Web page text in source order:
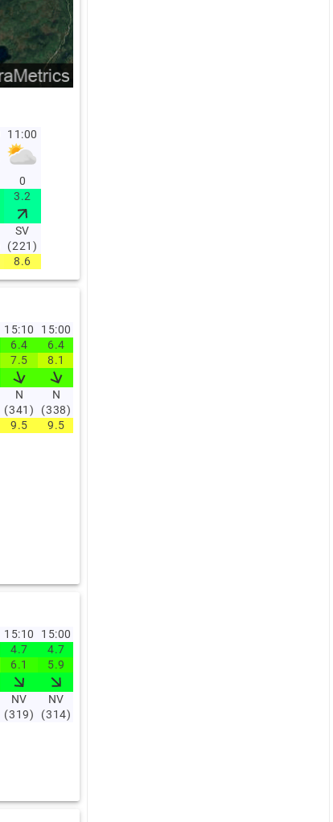
11:00
0
3.2
SV
(221)
8.6
15:10 15:00
6.4 6.4
7.5 8.1
N
(341)
N
(338)
9.5 9.5
15:10 15:00
4.7 4.7
6.1 5.9
NV
(319)
NV
(314)